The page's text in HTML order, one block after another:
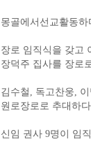
몽골에서선교활동
장로 임직식을 갖고
장덕주 집사를 장로
김수철, 독고찬웅,
원로장로로 추대하
신임 권사 9명이 임